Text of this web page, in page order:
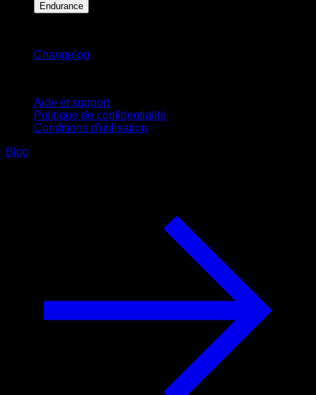
Endurance
Changelog
Aide et support
Politique de confidentialité
Conditions d'utilisation
Blog